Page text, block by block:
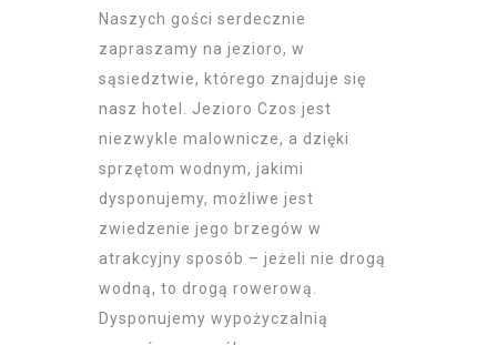
Naszych gości serdecznie
zapraszamy na jezioro, w
sąsiedztwie, którego znajduje się
nasz hotel. Jezioro Czos jest
niezwykle malownicze, a dzięki
sprzętom wodnym, jakimi
dysponujemy, możliwe jest
zwiedzenie jego brzegów w
atrakcyjny sposób – jeżeli nie drogą
wodną, to drogą rowerową.
Dysponujemy wypożyczalnią